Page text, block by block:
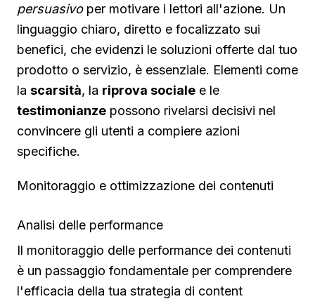
persuasivoper motivare i lettori all'azione. Un
linguaggio chiaro, diretto e focalizzato sui
benefici, che evidenzi le soluzioni offerte dal tuo
prodotto o servizio, è essenziale. Elementi come
la scarsità, la riprova sociale e le
testimonianze possono rivelarsi decisivi nel
convincere gli utenti a compiere azioni
specifiche.
Monitoraggio e ottimizzazione dei contenuti
Analisi delle performance
Il monitoraggio delle performance dei contenuti
è un passaggio fondamentale per comprendere
l'efficacia della tua strategia di content